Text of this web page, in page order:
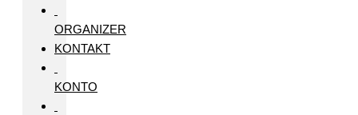
ORGANIZER
KONTAKT
KONTO